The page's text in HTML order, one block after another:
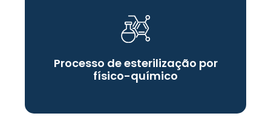
Processo de esterilização por
físico-químico